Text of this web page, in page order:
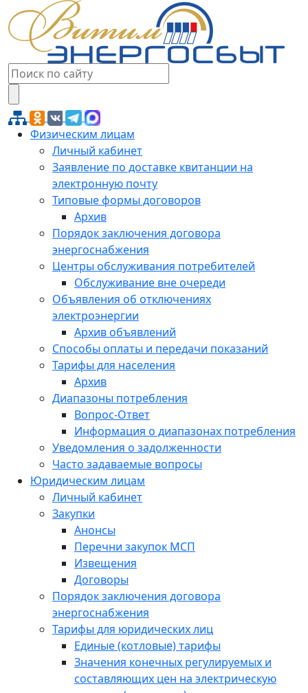
Физическим лицам
Личный кабинет
Заявление по доставке квитанции на
электронную почту
Типовые формы договоров
Архив
Порядок заключения договора
энергоснабжения
Центры обслуживания потребителей
Обслуживание вне очереди
Объявления об отключениях
электроэнергии
Архив объявлений
Способы оплаты и передачи показаний
Тарифы для населения
Архив
Диапазоны потребления
Вопрос-Ответ
Информация о диапазонах потребления
Уведомления о задолженности
Часто задаваемые вопросы
Юридическим лицам
Личный кабинет
Закупки
Анонсы
Перечни закупок МСП
Извещения
Договоры
Порядок заключения договора
энергоснабжения
Тарифы для юридических лиц
Единые (котловые) тарифы
Значения конечных регулируемых и
составляющих цен на электрическую